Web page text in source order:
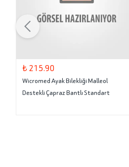
₺ 215.90
Wicromed Ayak Bilekliği Malleol
Destekli Çapraz Bantlı Standart